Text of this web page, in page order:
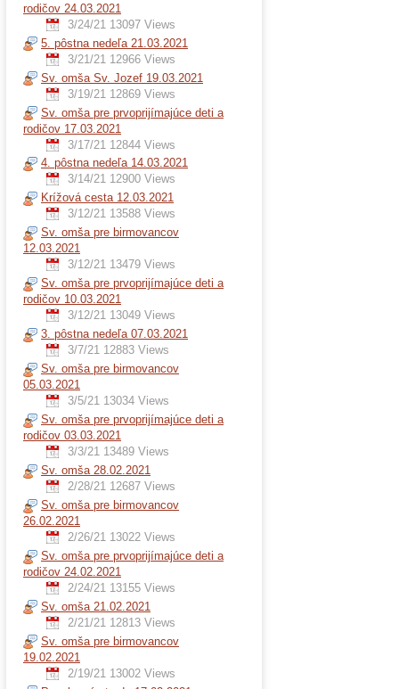
rodičov 24.03.2021
3/24/21 13097 Views
5. pôstna nedeľa 21.03.2021
3/21/21 12966 Views
Sv. omša Sv. Jozef 19.03.2021
3/19/21 12869 Views
Sv. omša pre prvoprijímajúce deti a
rodičov 17.03.2021
3/17/21 12844 Views
4. pôstna nedeľa 14.03.2021
3/14/21 12900 Views
Krížová cesta 12.03.2021
3/12/21 13588 Views
Sv. omša pre birmovancov
12.03.2021
3/12/21 13479 Views
Sv. omša pre prvoprijímajúce deti a
rodičov 10.03.2021
3/12/21 13049 Views
3. pôstna nedeľa 07.03.2021
3/7/21 12883 Views
Sv. omša pre birmovancov
05.03.2021
3/5/21 13034 Views
Sv. omša pre prvoprijímajúce deti a
rodičov 03.03.2021
3/3/21 13489 Views
Sv. omša 28.02.2021
2/28/21 12687 Views
Sv. omša pre birmovancov
26.02.2021
2/26/21 13022 Views
Sv. omša pre prvoprijímajúce deti a
rodičov 24.02.2021
2/24/21 13155 Views
Sv. omša 21.02.2021
2/21/21 12813 Views
Sv. omša pre birmovancov
19.02.2021
2/19/21 13002 Views